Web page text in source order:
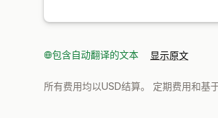
包含自动翻译的文本 显示原文
所有费用均以USD结算。 定期费用和基